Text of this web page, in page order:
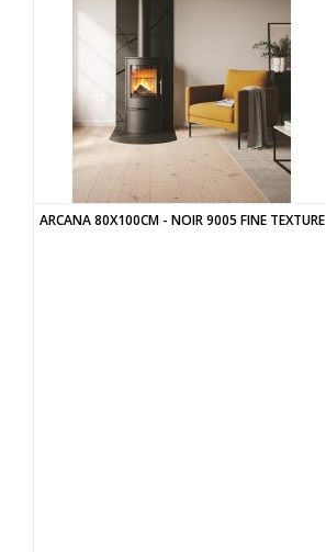
ARCANA 80X100CM - NOIR 9005 FINE TEXTURE